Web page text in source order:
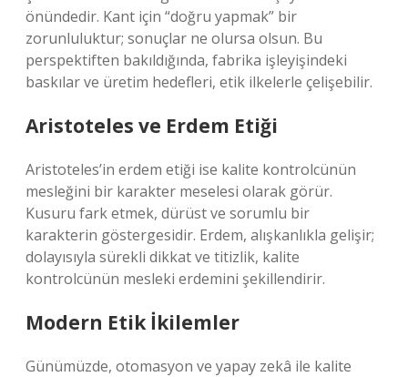
önündedir. Kant için “doğru yapmak” bir
zorunluluktur; sonuçlar ne olursa olsun. Bu
perspektiften bakıldığında, fabrika işleyişindeki
baskılar ve üretim hedefleri, etik ilkelerle çelişebilir.
Aristoteles ve Erdem Etiği
Aristoteles’in erdem etiği ise kalite kontrolcünün
mesleğini bir karakter meselesi olarak görür.
Kusuru fark etmek, dürüst ve sorumlu bir
karakterin göstergesidir. Erdem, alışkanlıkla gelişir;
dolayısıyla sürekli dikkat ve titizlik, kalite
kontrolcünün mesleki erdemini şekillendirir.
Modern Etik İkilemler
Günümüzde, otomasyon ve yapay zekâ ile kalite